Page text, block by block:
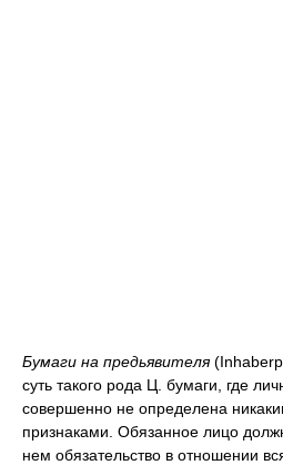
Бумаги на предьявителя
суть такого рода Ц. бумаги, где
совершенно не определена
признаками. Обязанное лицо
нем обязательство в отношении